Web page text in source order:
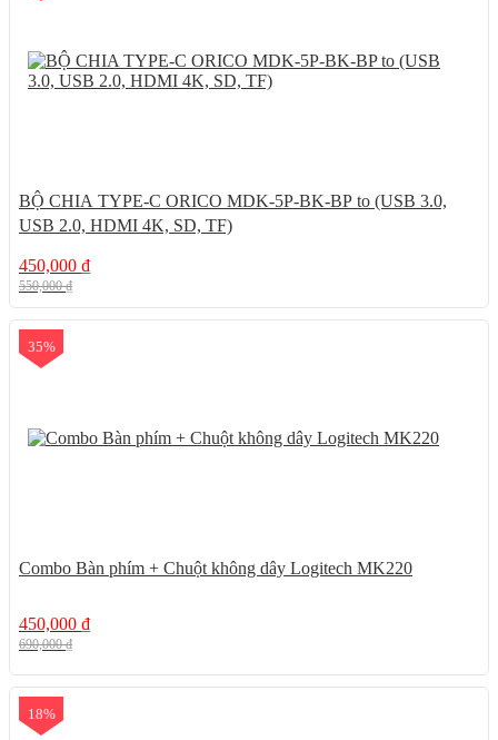
BỘ CHIA TYPE-C ORICO MDK-5P-BK-BP to (USB 3.0,
USB 2.0, HDMI 4K, SD, TF)
450,000 ₫
550,000₫
35%
Combo Bàn phím + Chuột không dây Logitech MK220
450,000 ₫
690,000₫
18%